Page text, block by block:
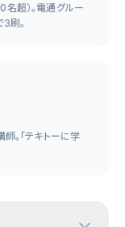
名超）。電通グルー
刷。
。「テキトーに学